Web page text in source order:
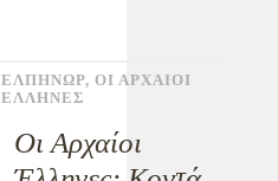
ΕΛΠΗΝΩΡ, ΟΙ ΑΡΧΑΙΟΙ
ΕΛΛΗΝΕΣ
Οι Αρχαίοι